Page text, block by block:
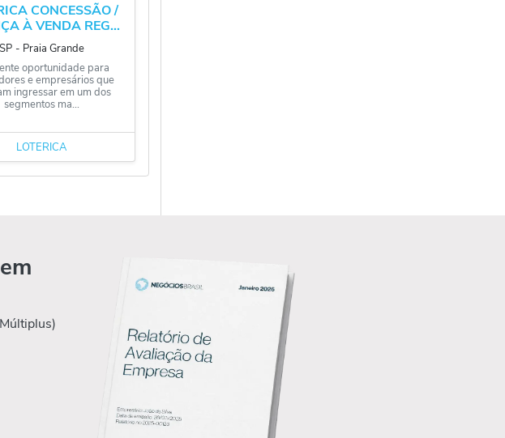
CONCESSÃO /
À VENDA REG...
SP ‐ Praia Grande
oportunidade para
e empresários que
ingressar em um dos
segmentos ma...
LOTÉRICA